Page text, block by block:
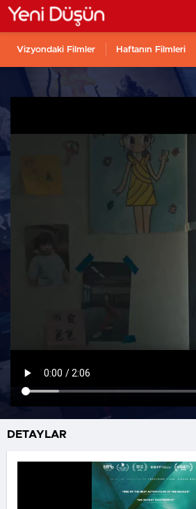
Vizyondaki Filmler Haftanın Filmleri
DETAYLAR